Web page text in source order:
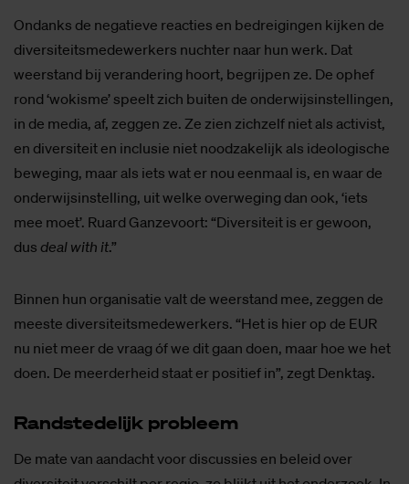
Ondanks de negatieve reacties en bedreigingen kijken de
diversiteitsmedewerkers nuchter naar hun werk. Dat
weerstand bij verandering hoort, begrijpen ze. De ophef
rond ‘wokisme’ speelt zich buiten de onderwijsinstellingen,
in de media, af, zeggen ze. Ze zien zichzelf niet als activist,
en diversiteit en inclusie niet noodzakelijk als ideologische
beweging, maar als iets wat er nou eenmaal is, en waar de
onderwijsinstelling, uit welke overweging dan ook, ‘iets
mee moet’. Ruard Ganzevoort: “Diversiteit is er gewoon,
dus deal with it.”
Binnen hun organisatie valt de weerstand mee, zeggen de
meeste diversiteitsmedewerkers. “Het is hier op de EUR
nu niet meer de vraag óf we dit gaan doen, maar hoe we het
doen. De meerderheid staat er positief in”, zegt Denktaş.
Rand­ste­de­lijk pro­bleem
De mate van aandacht voor discussies en beleid over